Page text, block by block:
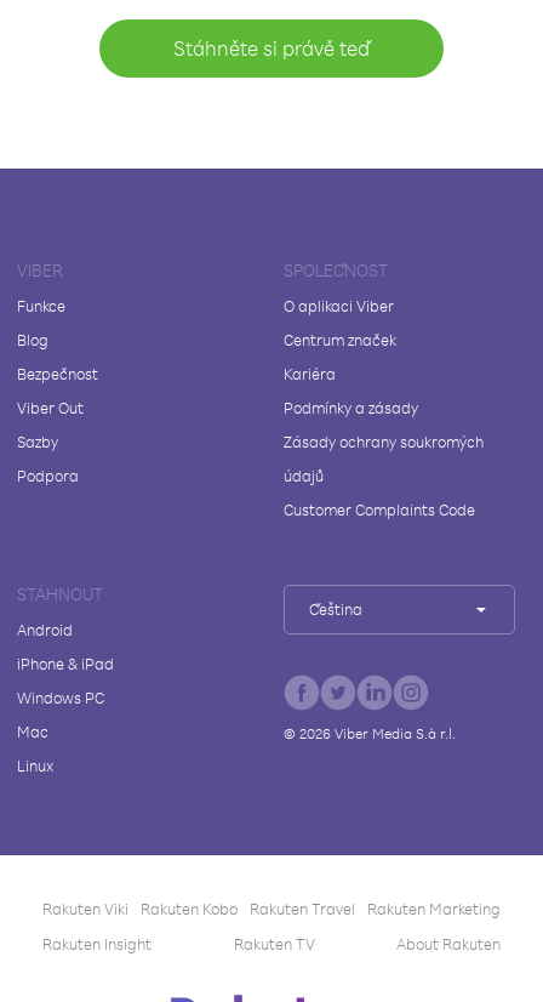
Stáhněte si právě teď
VIBER
Funkce
Blog
Bezpečnost
Viber Out
Sazby
Podpora
SPOLEČNOST
O aplikaci Viber
Centrum značek
Kariéra
Podmínky a zásady
Zásady ochrany soukromých
údajů
Customer Complaints Code
STÁHNOUT
Android
iPhone & iPad
Windows PC
Mac
Linux
Čeština
© 2026Viber Media S.à r.l.
Rakuten Viki Rakuten Kobo Rakuten Travel
Rakuten Marketing
Rakuten Insight
Rakuten TV About Rakuten